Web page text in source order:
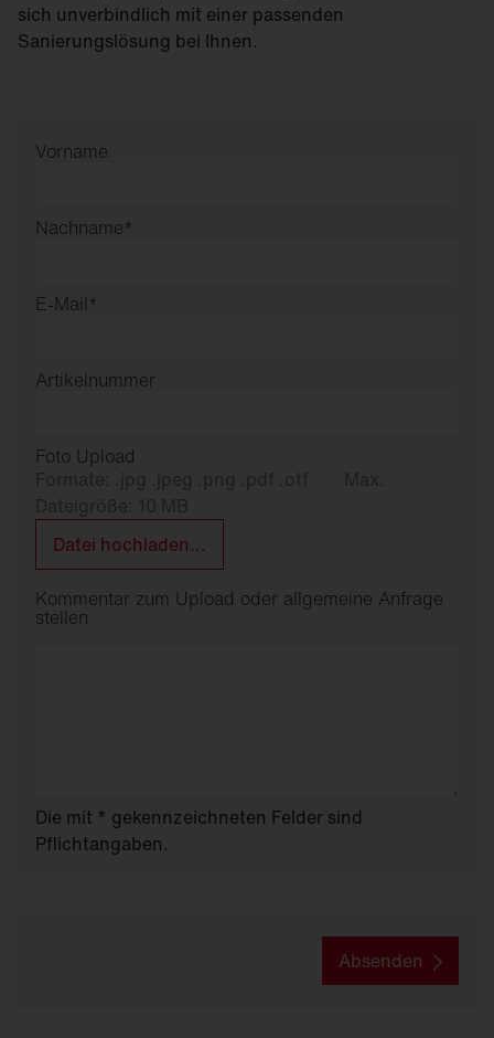
sich unverbindlich mit einer passenden
Sanierungslösung bei Ihnen.
Vorname
Nachname*
E-Mail*
Artikelnummer
Foto Upload
Datei hochladen...
Kommentar zum Upload oder allgemeine Anfrage
stellen
Die mit * gekennzeichneten Felder sind
Pflichtangaben.
Absenden